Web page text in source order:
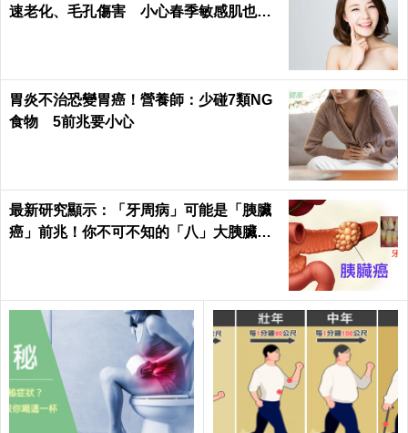
速老化、毛孔傷害 小心春季敏感肌也易
胃炎不治恐變胃癌！營養師：少碰7類NG
食物 5前兆要小心
最新研究顯示：「牙周病」可能是「胰臟
癌」前兆！你不可不知的「八」大胰臟癌